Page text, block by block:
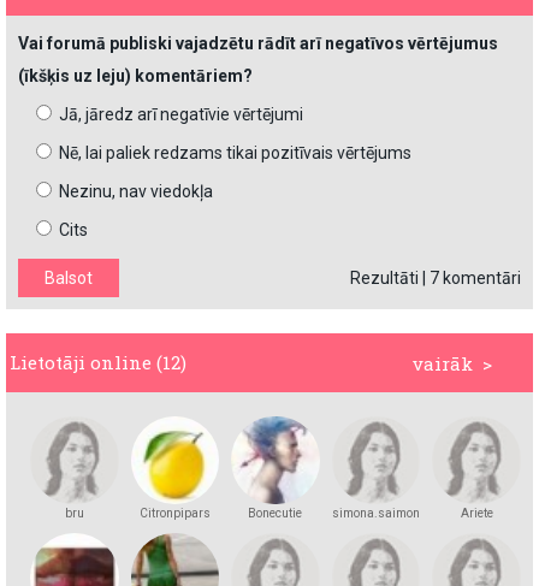
Vai forumā publiski vajadzētu rādīt arī negatīvos vērtējumus
(īkšķis uz leju) komentāriem?
Jā, jāredz arī negatīvie vērtējumi
Nē, lai paliek redzams tikai pozitīvais vērtējums
Nezinu, nav viedokļa
Cits
Rezultāti 7 komentāri
vairāk >
Lietotāji online (12)
bru Citronpipars Bonecutie simona.saimona Ariete